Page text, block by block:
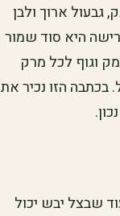
גבעול ארוך ולבן
היא סוד שמור
וגוף לכל מרק
בכתבה הזו נכיר את
שבצל יבש יכול